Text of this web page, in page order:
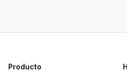
Producto